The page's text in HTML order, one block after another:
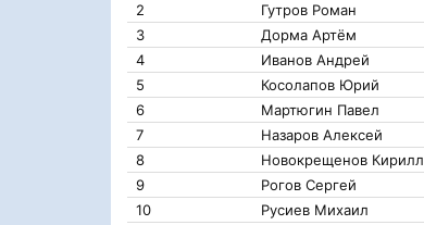
2
Гутров Роман
3
Дорма Артём
4
Иванов Андрей
5
Косолапов Юрий
6
Мартюгин Павел
7
Назаров Алексей
8
Новокрещенов Кирилл
9
Рогов Сергей
10
Русиев Михаил